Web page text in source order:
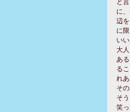
に
辺
に
い
大
あ
る
れ
そ
そ
笑